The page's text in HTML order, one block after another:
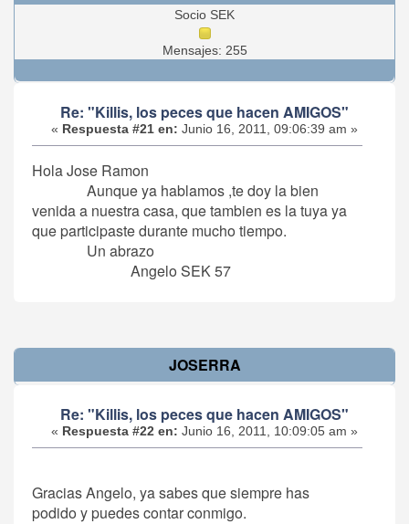
Socio SEK
Mensajes: 255
Re: "Killis, los peces que hacen AMIGOS"
« Respuesta #21 en: Junio 16, 2011, 09:06:39 am »
Hola Jose Ramon
Aunque ya hablamos ,te doy la bien
venida a nuestra casa, que tambien es la tuya ya
que participaste durante mucho tiempo.
Un abrazo
Angelo SEK 57
JOSERRA
Re: "Killis, los peces que hacen AMIGOS"
« Respuesta #22 en: Junio 16, 2011, 10:09:05 am »
Gracias Angelo, ya sabes que siempre has
podido y puedes contar conmigo.